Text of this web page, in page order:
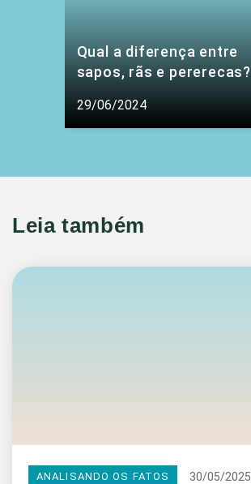
Qual a diferença entre
sapos, rãs e pererecas?
29/06/2024
Leia também
ANALISANDO OS FATOS 30/05/2025